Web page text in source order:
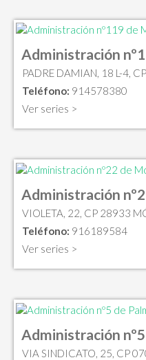
Administración
PADRE DAMIAN, 18 L-4,
Teléfono: 914578380
Ver series >
Administración
VIOLETA, 22, CP 28933
Teléfono: 916189584
Ver series >
Administración
VIA SINDICATO, 25, CP